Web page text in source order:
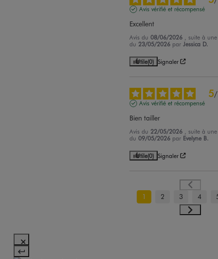
Avis vérifié et récompensé
Excellent
Avis du08/06/2026
, suite à
du 23/05/2026 parJessica D.
Utile(0) Signaler
5/
Avis vérifié et récompensé
Bien tailler
Avis du 22/05/2026
, suite à
du09/05/2026 par Evelyne B.
Utile(0) Signaler
1 2 3 4